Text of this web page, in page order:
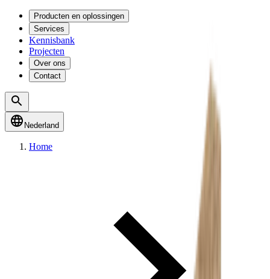
Producten en oplossingen
Services
Kennisbank
Projecten
Over ons
Contact
Nederland
Home